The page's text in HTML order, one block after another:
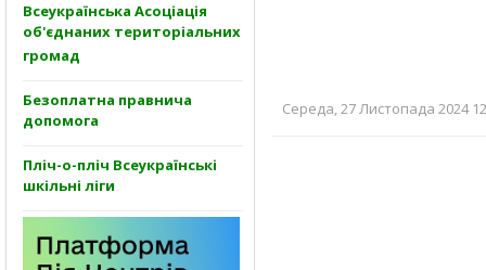
Всеукраїнська Асоціація
об'єднаних територіальних
громад
Безоплатна правнича
допомога
Пліч-о-пліч Всеукраїнські
шкільні ліги
Середа, 27 Листопада 2024